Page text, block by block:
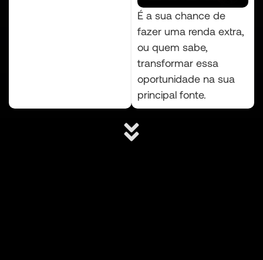
É a sua chance de
fazer uma renda extra,
ou quem sabe,
transformar essa
oportunidade na sua
principal fonte.